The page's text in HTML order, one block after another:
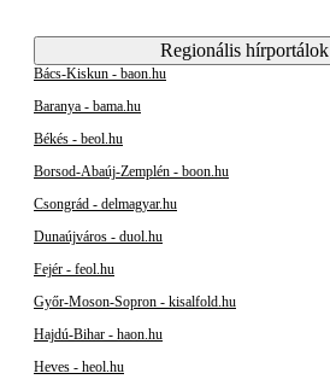
Regionális hírportálok
Bács-Kiskun - baon.hu
Baranya - bama.hu
Békés - beol.hu
Borsod-Abaúj-Zemplén - boon.hu
Csongrád - delmagyar.hu
Dunaújváros - duol.hu
Fejér - feol.hu
Győr-Moson-Sopron - kisalfold.hu
Hajdú-Bihar - haon.hu
Heves - heol.hu